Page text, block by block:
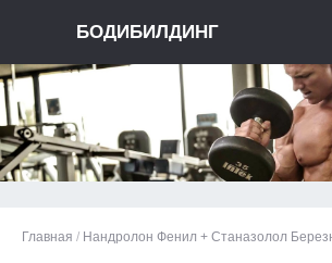
БОДИБИЛДИНГ
Главная / Нандролон Фенил + Станазолол